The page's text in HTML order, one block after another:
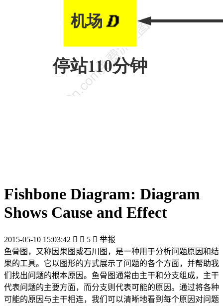
Fishbone Diagram: Diagram
Shows Cause and Effect
2015-05-10 15:03:42   5  举报
鱼骨图，又称因果图或石川图，是一种用于分析问题原因和结
果的工具。它以图形的方式展示了问题的各个方面，并帮助我
们找出问题的根本原因。鱼骨图通常由主干和分支组成，主干
代表问题的主要方面，而分支则代表可能的原因。通过将各种
可能的原因与主干相连，我们可以清晰地看到每个原因对问题